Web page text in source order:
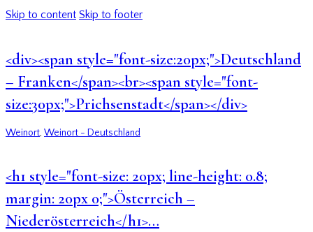
Skip to content Skip to footer
<div><span style="font-size:20px;">Deutschland
– Franken</span><br><span style="font-
size:30px;">Prichsenstadt</span></div>
Weinort, Weinort - Deutschland
<h1 style="font-size: 20px; line-height: 0.8;
margin: 20px 0;">Österreich –
Niederösterreich</h1>…